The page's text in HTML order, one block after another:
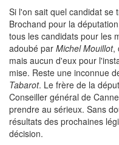
Si l'on sait quel candidat se
Brochand pour la
tous les candidats pour les
adoubé par Michel Mouillot,
mais aucun d'eux pour
mise. Reste une inconnue
Tabarot. Le frère de la
Conseiller général de
prendre au sérieux. Sans
résultats des prochaines
décision.